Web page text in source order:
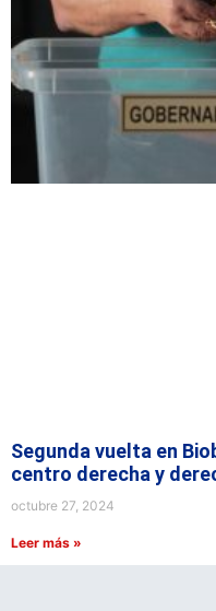
Segunda vuelta en
centro derecha y
octubre 27, 2024
Leer más »